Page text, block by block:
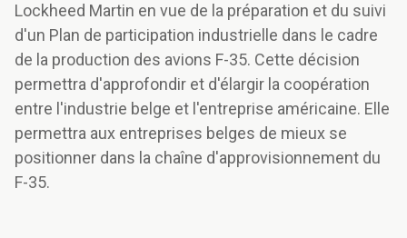
Lockheed Martin en vue de la préparation et du suivi
d'un Plan de participation industrielle dans le cadre
de la production des avions F-35. Cette décision
permettra d'approfondir et d'élargir la coopération
entre l'industrie belge et l'entreprise américaine. Elle
permettra aux entreprises belges de mieux se
positionner dans la chaîne d'approvisionnement du
F-35.